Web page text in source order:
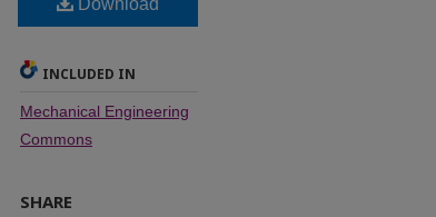
Download
INCLUDED IN
Mechanical Engineering
Commons
SHARE